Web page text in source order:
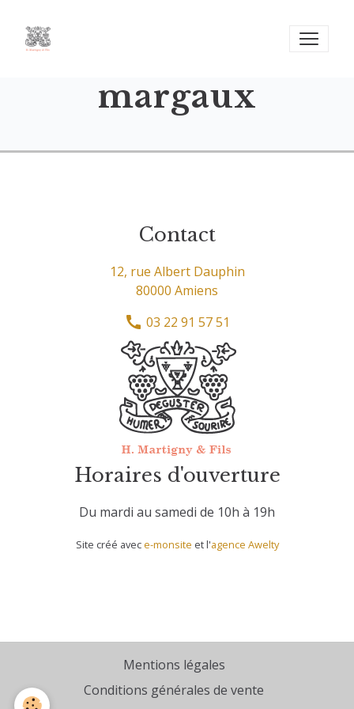
margaux
Contact
12, rue Albert Dauphin
80000 Amiens
03 22 91 57 51
Horaires d'ouverture
Du mardi au samedi de 10h à 19h
Site créé avece-monsite et l'agence Awelty
Mentions légales
Conditions générales de vente